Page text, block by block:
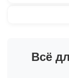
Всё